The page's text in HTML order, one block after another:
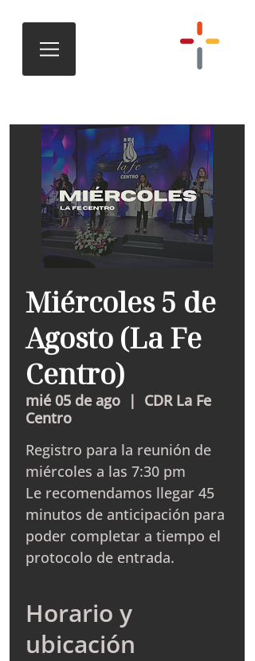
Miércoles 5 de
Agosto (La Fe
Centro)
mié 05 de ago
  |
CDR La Fe
Centro
Registro para la reunión de
miércoles a las 7:30 pm
Le recomendamos llegar 45
minutos de anticipación para
poder completar a tiempo el
protocolo de entrada.
Horario y
ubicación